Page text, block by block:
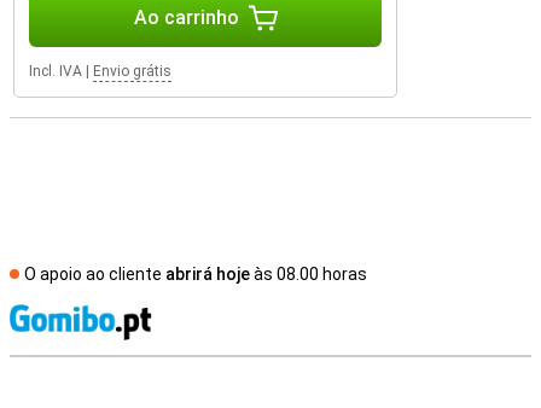
Ao carrinho
Incl. IVA Envio grátis
O apoio ao cliente abrirá hojeàs 08.00 horas